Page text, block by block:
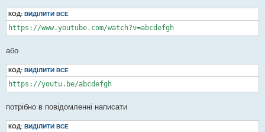
КОД: ВИДІЛИТИ ВСЕ
https://www.youtube.com/watch?v=abcdefgh
або
КОД: ВИДІЛИТИ ВСЕ
https://youtu.be/abcdefgh
потрібно в повідомленні написати
КОД: ВИДІЛИТИ ВСЕ